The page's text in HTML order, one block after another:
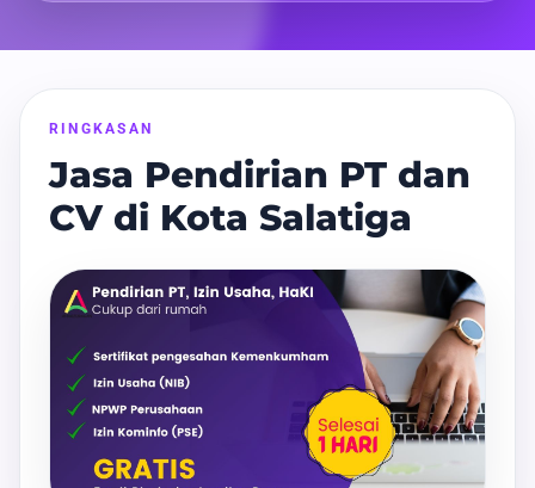
RINGKASAN
Jasa Pendirian PT dan
CV di Kota Salatiga